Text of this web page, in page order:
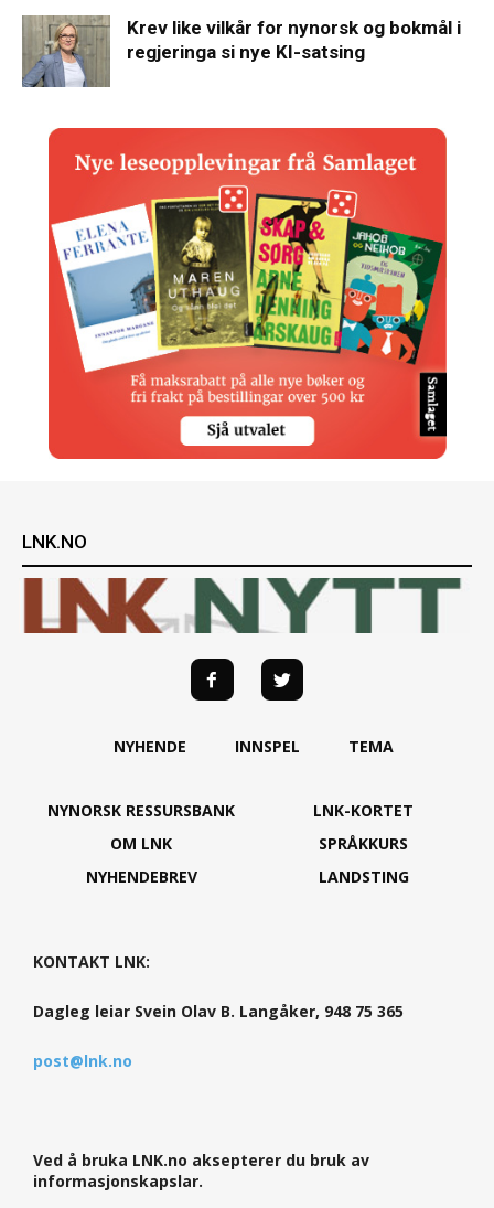
Krev like vilkår for nynorsk og bokmål i
regjeringa si nye KI-satsing
LNK.NO
NYHENDE INNSPEL TEMA
NYNORSK RESSURSBANK
OM LNK
NYHENDEBREV
LNK-KORTET
SPRÅKKURS
LANDSTING
KONTAKT LNK:
Dagleg leiar Svein Olav B. Langåker, 948 75 365
post@lnk.no
Ved å bruka LNK.no aksepterer du bruk av
informasjonskapslar.